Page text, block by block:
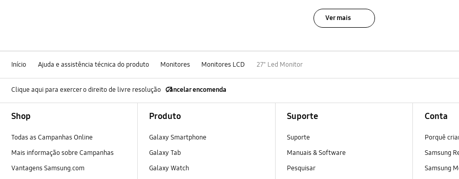
Ver mais
Início Ajuda e assistência técnica do produto Monitores Monitores LCD 27" Led Monitor
Clique aqui para exercer o direito de livre resolução Cancelar encomenda
Shop
Todas as Campanhas Online
Mais informação sobre Campanhas
Vantagens Samsung.com
Produto
Galaxy Smartphone
Galaxy Tab
Galaxy Watch
Suporte
Suporte
Manuais & Software
Pesquisar
Conta
Porquê
Samsung
Samsung